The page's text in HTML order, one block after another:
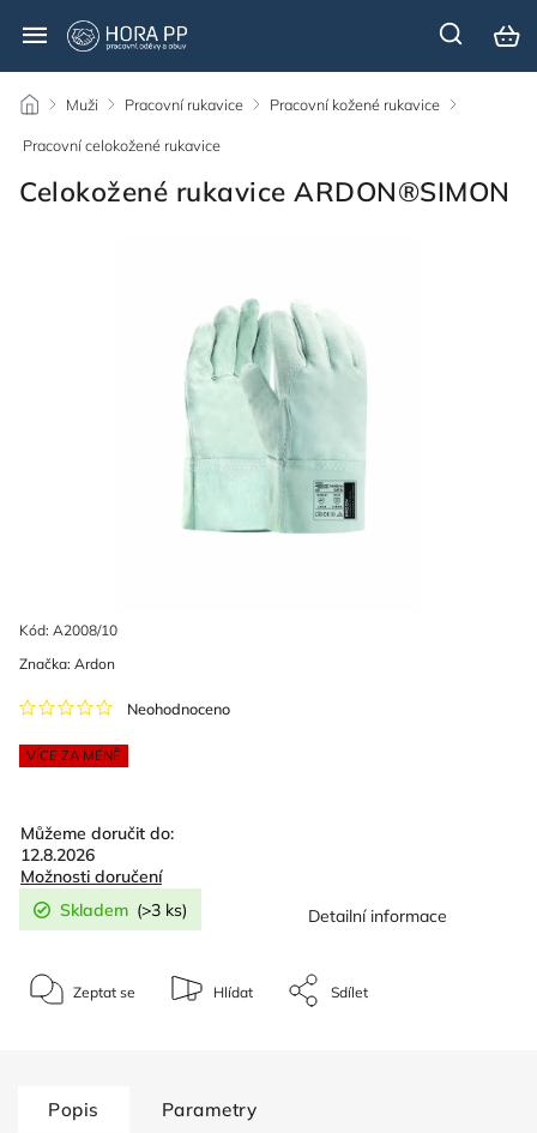
/ Muži / Pracovní rukavice / Pracovní kožené rukavice /
Pracovní celokožené rukavice
Celokožené rukavice ARDON®SIMON
Kód: A2008/10
VÍCE ZA MÉNĚ
Neohodnoceno
Značka: Ardon
Můžeme doručit do:
12.8.2026
Možnosti doručení
Skladem (>3 ks) Detailní informace
Zeptat se Hlídat Sdílet
Popis Parametry